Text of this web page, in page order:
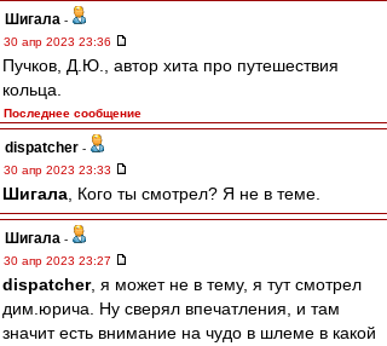
Шигала -
30 апр 2023 23:36
Пучков, Д.Ю., автор хита про путешествия
кольца.
Последнее сообщение
dispatcher -
30 апр 2023 23:33
Шигала , Кого ты смотрел? Я не в теме.
Шигала -
30 апр 2023 23:27
dispatcher, я может не в тему, я тут смотрел
дим.юрича. Ну сверял впечатления, и там
значит есть внимание на чудо в шлеме в какой